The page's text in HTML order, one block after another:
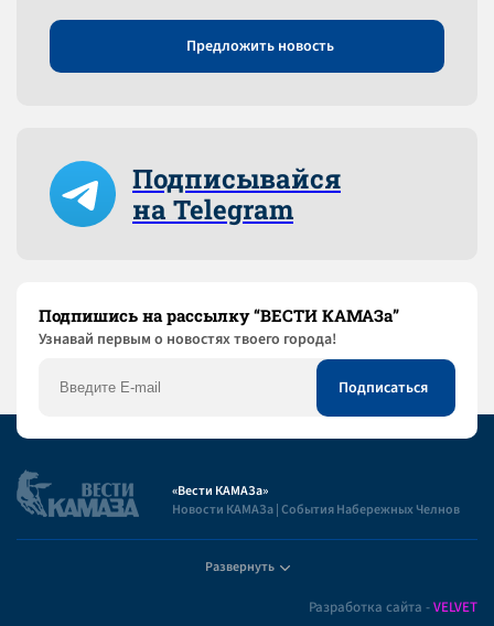
Предложить новость
Подписывайся
на Telegram
Подпишись на рассылку “ВЕСТИ КАМАЗа”
Узнaвай первым о новостях твоего города!
«Вести КАМАЗа»
Новости КАМАЗа | События Набережных Челнов
Развернуть
Разработка сайта -VELVET